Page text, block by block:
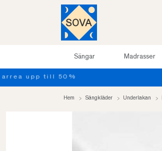
Sängar Madrasser
Hem Sängkläder Underlakan